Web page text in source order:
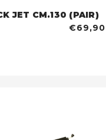
JET CM.130 (PAIR)
€69,90